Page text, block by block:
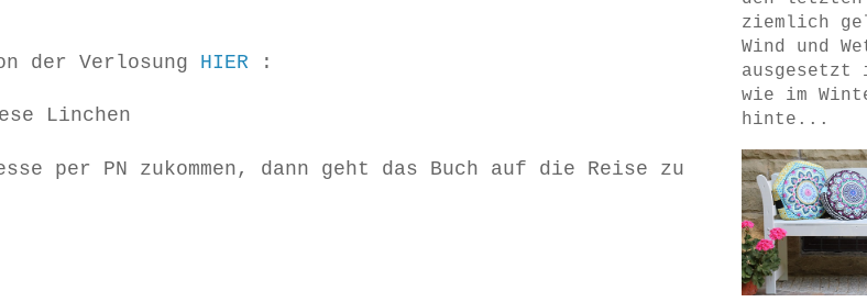
der Verlosung HIER :
Linchen
per PN zukommen, dann geht das Buch auf die Reise zu
ziemlich
Wind und
ausgesetzt
wie im
hinte...